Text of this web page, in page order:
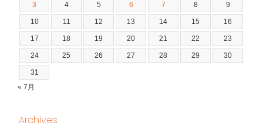
3 4 5 6 7 8 9
10 11 12 13 14 15 16
17 18 19 20 21 22 23
24 25 26 27 28 29 30
31
« 7月
Archives